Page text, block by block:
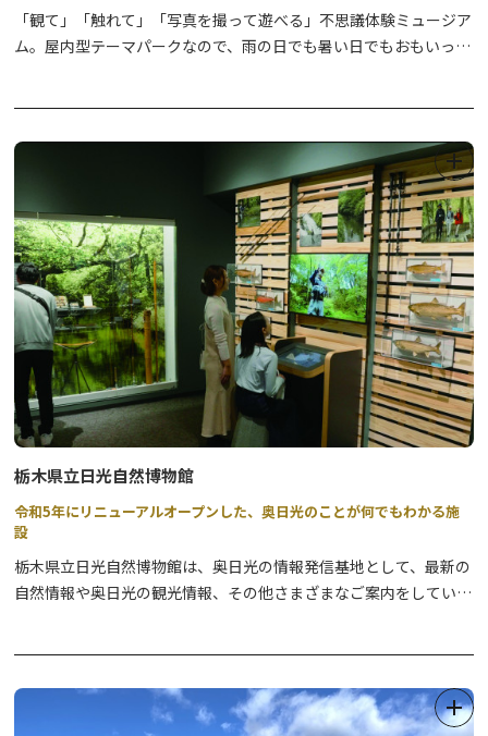
その他詳細は、公式WEBサイトをご確認ください。
「観て」「触れて」「写真を撮って遊べる」不思議体験ミュージア
ム。屋内型テーマパークなので、雨の日でも暑い日でもおもいっき
栃木県立日光自然博物館
令和5年にリニューアルオープンした、奥日光のことが何でもわかる施
設
栃木県立日光自然博物館は、奥日光の情報発信基地として、最新の
自然情報や奥日光の観光情報、その他さまざまなご案内をしていま
最新のデジタル技術を活用した没入感のある映像コンテンツが採用